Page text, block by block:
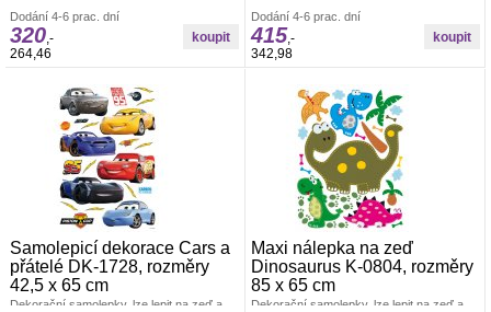
nezanechávají stopy. Český výrobek.
Dodání 4-6 prac. dní
320,-
264,46
42,5 x 65 cm. Pokud je pevná zeď, tak lze
lepit i opakovaně. nálepky se aplikují
jednotlivě. Záleží jen na Vás, jak pokojíček
vydekorujete. Materiál bez ftalátů.
Dodání 4-6 prac. dní
415,-
342,98
Samolepicí dekorace Cars a
přátelé DK-1728, rozměry
42,5 x 65 cm
Dekorační samolepky, lze lepit na zeď a
Maxi nálepka na zeď
Dinosaurus K-0804, rozměry
85 x 65 cm
Dekorační samolepky, lze lepit na zeď a